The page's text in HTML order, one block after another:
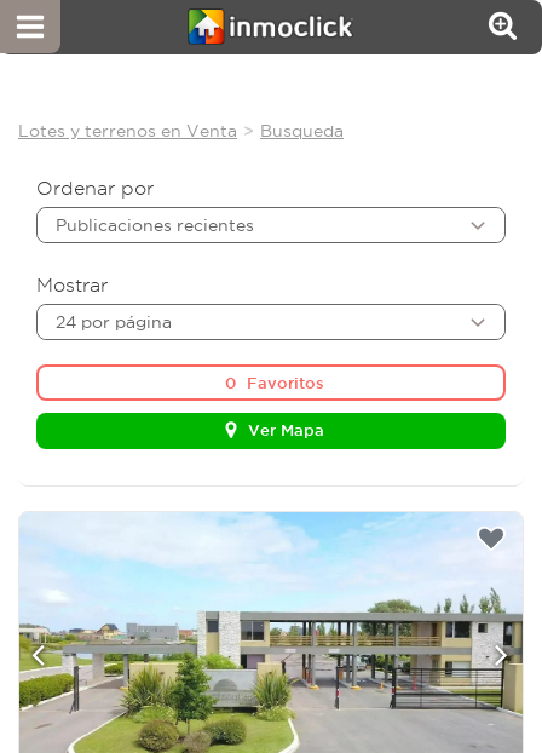
Lotes y terrenos en Venta Busqueda
Ordenar por
Publicaciones recientes
Mostrar
24 por página
0 Favoritos
Ver Mapa